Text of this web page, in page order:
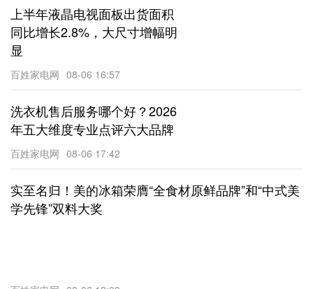
上半年液晶电视面板出货面积
同比增长2.8%，大尺寸增幅明
显
百姓家电网 08-06 16:57
洗衣机售后服务哪个好？2026
年五大维度专业点评六大品牌
百姓家电网 08-06 17:42
实至名归！美的冰箱荣膺“全食材原鲜品牌”和“中式美
学先锋”双料大奖